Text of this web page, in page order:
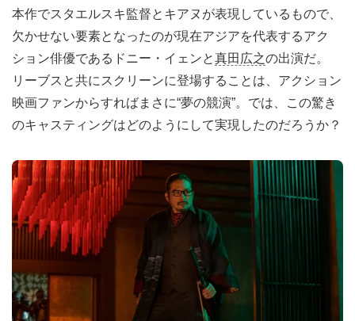
本作でスタエルスキ監督とキアヌが表現しているもので、
欠かせない要素となったのが現在アジアを代表するアク
ション俳優であるドニー・イェンと真田広之の出演だ。
リーブスと共にスクリーンに登場することは、アクション
映画ファンからすればまさに“夢の競演”。では、この驚き
のキャスティングはどのようにして実現したのだろうか？